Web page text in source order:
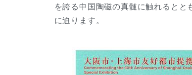
を誇る中国陶磁の真髄に触れると
に迫ります。